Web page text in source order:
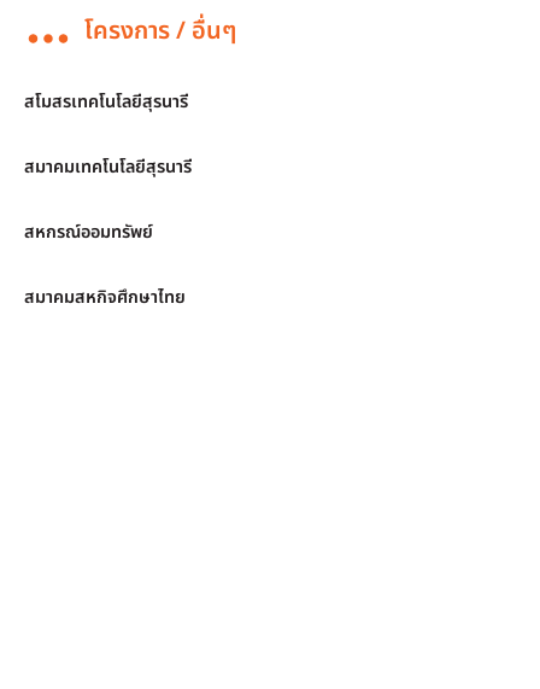
โครงการ / อื่นๆ
สโมสรเทคโนโลยีสุรนารี
สมาคมเทคโนโลยีสุรนารี
สหกรณ์ออมทรัพย์
สมาคมสหกิจศึกษาไทย